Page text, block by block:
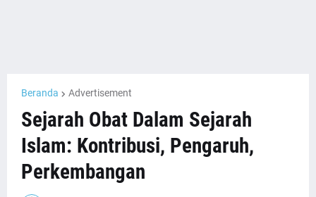
Beranda Advertisement
Sejarah Obat Dalam Sejarah
Islam: Kontribusi, Pengaruh,
Perkembangan